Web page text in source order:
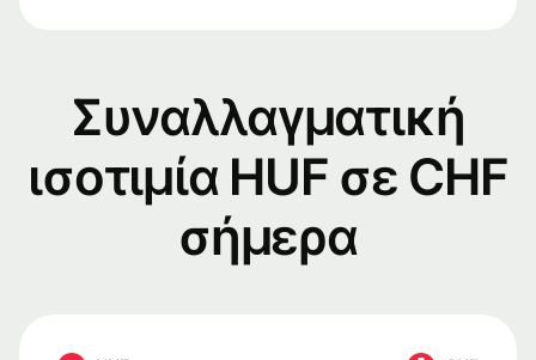
Συναλλαγματική
ισοτιμία HUF σε CHF
σήμερα